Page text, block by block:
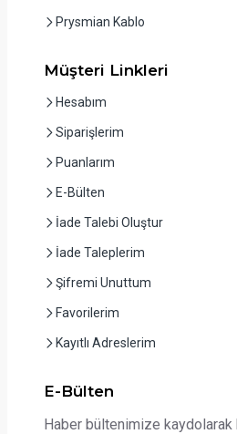
Prysmian Kablo
Müşteri Linkleri
Hesabım
Siparişlerim
Puanlarım
E-Bülten
İade Talebi Oluştur
İade Taleplerim
Şifremi Unuttum
Favorilerim
Kayıtlı Adreslerim
E-Bülten
Haber bültenimize kaydolarak